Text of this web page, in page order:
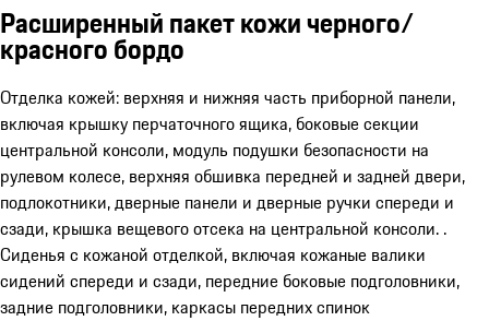
Расширенный пакет кожи черного/
красного бордо
Отделка кожей: верхняя и нижняя часть приборной панели,
включая крышку перчаточного ящика, боковые секции
центральной консоли, модуль подушки безопасности на
рулевом колесе, верхняя обшивка передней и задней двери,
подлокотники, дверные панели и дверные ручки спереди и
сзади, крышка вещевого отсека на центральной консоли. .
Сиденья с кожаной отделкой, включая кожаные валики
сидений спереди и сзади, передние боковые подголовники,
задние подголовники, каркасы передних спинок